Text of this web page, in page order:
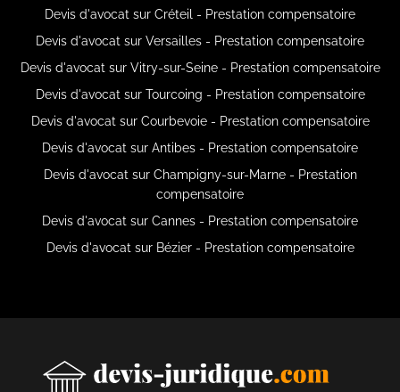
Devis d'avocat sur Créteil - Prestation compensatoire
Devis d'avocat sur Versailles - Prestation compensatoire
Devis d'avocat sur Vitry-sur-Seine - Prestation compensatoire
Devis d'avocat sur Tourcoing - Prestation compensatoire
Devis d'avocat sur Courbevoie - Prestation compensatoire
Devis d'avocat sur Antibes - Prestation compensatoire
Devis d'avocat sur Champigny-sur-Marne - Prestation
compensatoire
Devis d'avocat sur Cannes - Prestation compensatoire
Devis d'avocat sur Bézier - Prestation compensatoire